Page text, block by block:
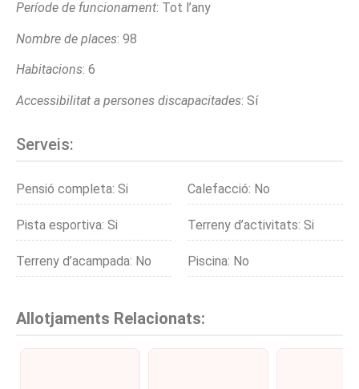
Període de funcionament: Tot l’any
Nombre de places: 98
Habitacions: 6
Accessibilitat a persones discapacitades: Sí
Serveis:
Pensió completa: Si Calefacció: No
Pista esportiva: Si Terreny d’activitats: Si
Terreny d’acampada: No Piscina: No
Allotjaments Relacionats: